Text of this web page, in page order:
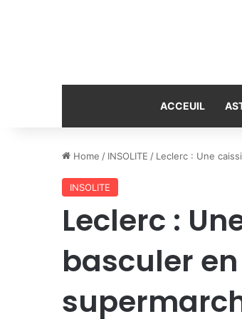
ACCEUIL
Home / INSOLITE / Leclerc : Une
INSOLITE
Leclerc :
basculer